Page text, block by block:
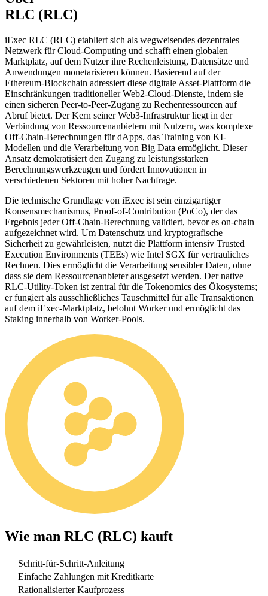
RLC (RLC)
iExec RLC (RLC) etabliert sich als wegweisendes dezentrales
Netzwerk für Cloud-Computing und schafft einen globalen
Marktplatz, auf dem Nutzer ihre Rechenleistung, Datensätze und
Anwendungen monetarisieren können. Basierend auf der
Ethereum-Blockchain adressiert diese digitale Asset-Plattform die
Einschränkungen traditioneller Web2-Cloud-Dienste, indem sie
einen sicheren Peer-to-Peer-Zugang zu Rechenressourcen auf
Abruf bietet. Der Kern seiner Web3-Infrastruktur liegt in der
Verbindung von Ressourcenanbietern mit Nutzern, was komplexe
Off-Chain-Berechnungen für dApps, das Training von KI-
Modellen und die Verarbeitung von Big Data ermöglicht. Dieser
Ansatz demokratisiert den Zugang zu leistungsstarken
Berechnungswerkzeugen und fördert Innovationen in
verschiedenen Sektoren mit hoher Nachfrage.
Die technische Grundlage von iExec ist sein einzigartiger
Konsensmechanismus, Proof-of-Contribution (PoCo), der das
Ergebnis jeder Off-Chain-Berechnung validiert, bevor es on-chain
aufgezeichnet wird. Um Datenschutz und kryptografische
Sicherheit zu gewährleisten, nutzt die Plattform intensiv Trusted
Execution Environments (TEEs) wie Intel SGX für vertrauliches
Rechnen. Dies ermöglicht die Verarbeitung sensibler Daten, ohne
dass sie dem Ressourcenanbieter ausgesetzt werden. Der native
RLC-Utility-Token ist zentral für die Tokenomics des Ökosystems;
er fungiert als ausschließliches Tauschmittel für alle Transaktionen
auf dem iExec-Marktplatz, belohnt Worker und ermöglicht das
Staking innerhalb von Worker-Pools.
Wie man RLC (RLC) kauft
Schritt-für-Schritt-Anleitung
Einfache Zahlungen mit Kreditkarte
Rationalisierter Kaufprozess